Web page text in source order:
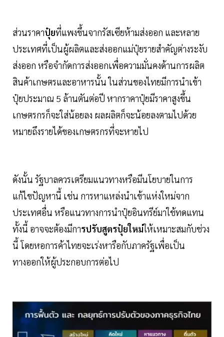
ส่วนราคาปุ๋ยที่แพงขึ้นจากรัสเซียห้ามส่งออก และหลาย
ประเทศที่เป็นผู้ผลิตและส่งออกแม่ปุ๋ยรายสำคัญต่างระงับ
ส่งออก หรือจำกัดการส่งออกเพื่อความมั่นคงด้านการผลิต
สินค้าเกษตรและอาหารนั้น ในส่วนของไทยมีการนำเข้า
ปุ๋ยประมาณ 5 ล้านตันต่อปี หากราคาปุ๋ยมีราคาสูงขึ้น
เกษตรกรก็จะใส่น้อยลง ผลผลิตก็จะน้อยลงตามไปด้วย
หมายถึงรายได้ของเกษตรกรที่จะหายไป
ดังนั้น รัฐบาลควรเตรียมแนวทางหรือมีนโยบายในการ
แก้ไขปัญหานี้ เช่น การหาแหล่งนำเข้าแห่งใหม่จาก
ประเทศอื่น หรือแนวทางการนำปุ๋ยอินทรีย์มาใช้ทดแทน
ทั้งนี้ อาจจะต้องมีการปรับสูตรปุ๋ยใหม่ให้เหมาะสมกับช่วง
นี้ โดยหอการค้าไทยจะเร่งหารือกับภาครัฐเพื่อเป็น
ทางออกให้ผู้ประกอบการต่อไป